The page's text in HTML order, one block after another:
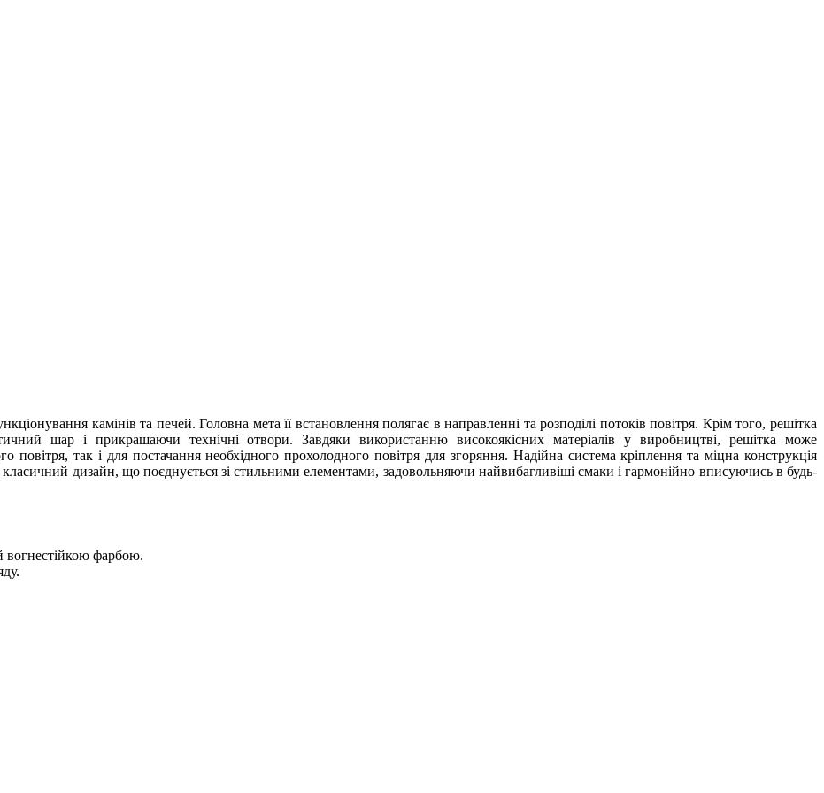
камінів та печей. Головна мета її встановлення полягає в направленні та розподілі потоків повітря. Крім того, решітка
шар і прикрашаючи технічні отвори. Завдяки використанню високоякісних матеріалів у виробництві, решітка може
повітря, так і для постачання необхідного прохолодного повітря для згоряння. Надійна система кріплення та міцна конструкція
дизайн, що поєднується зі стильними елементами, задовольняючи найвибагливіші смаки і гармонійно вписуючись в будь-
вогнестійкою фарбою.